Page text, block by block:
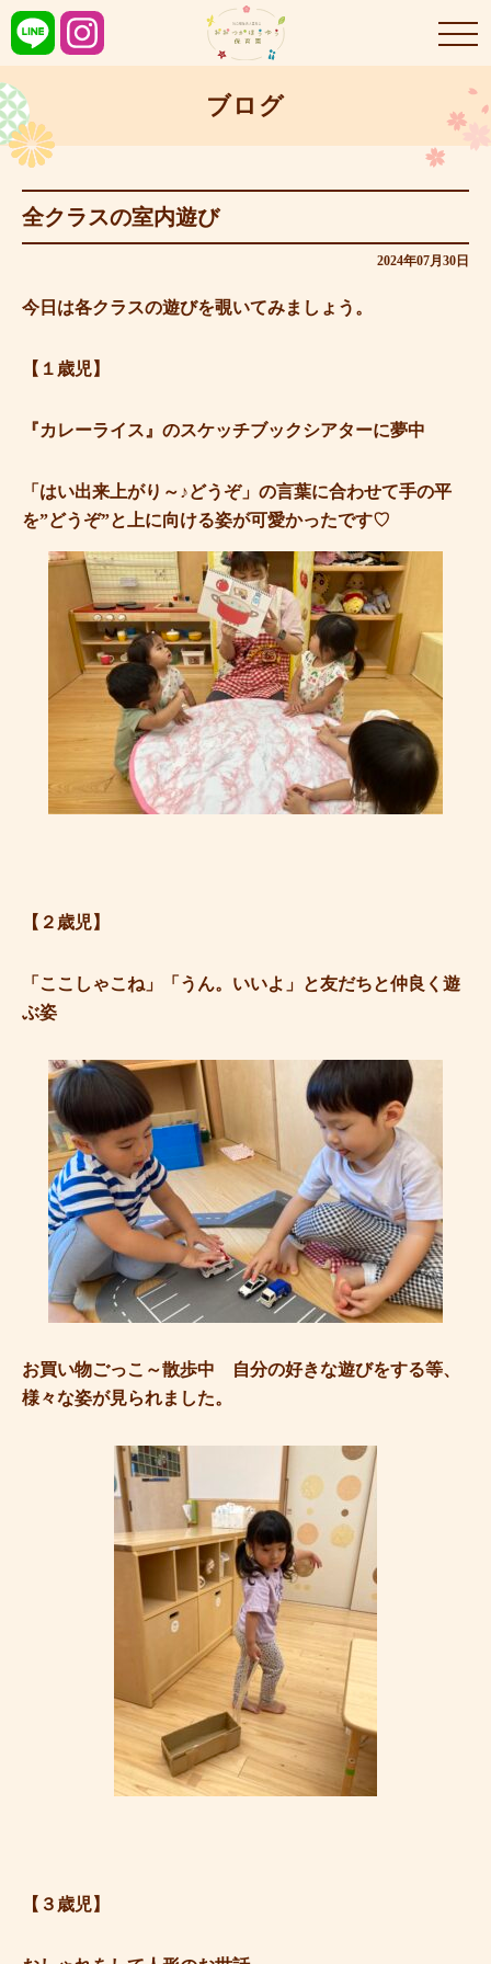
ブログ
全クラスの室内遊び
2024年07月30日
今日は各クラスの遊びを覗いてみましょう。
【１歳児】
『カレーライス』のスケッチブックシアターに夢中
「はい出来上がり～♪どうぞ」の言葉に合わせて手の平
を”どうぞ”と上に向ける姿が可愛かったです♡
【２歳児】
「ここしゃこね」「うん。いいよ」と友だちと仲良く遊
ぶ姿
お買い物ごっこ～散歩中 自分の好きな遊びをする等、
様々な姿が見られました。
【３歳児】